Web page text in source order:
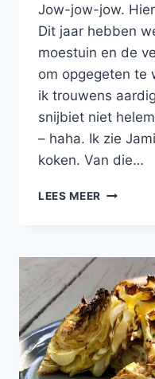
Jow-jow-jow.
Dit jaar hebben
moestuin en de
om opgegeten te
ik trouwens
snijbiet niet
– haha. Ik zie
koken. Van die…
LEES MEER HARTIGE
GELE
PAPRIKA
EN
SNIJBIET